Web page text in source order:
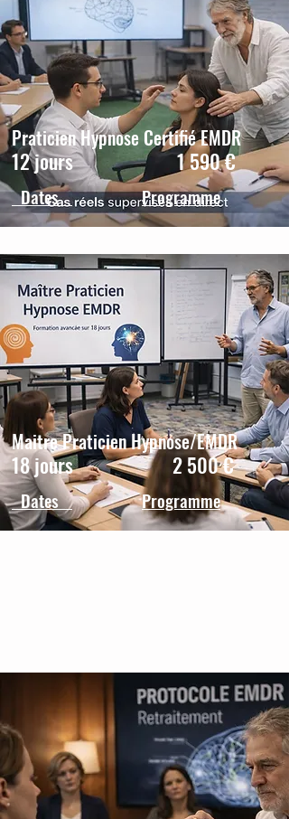
Praticien Hypnose Certifié EMDR
12 jours 1 590 €
Dates Programme
Maitre Praticien Hypnose/EMDR
18 jours 2 500 €
Dates Programme